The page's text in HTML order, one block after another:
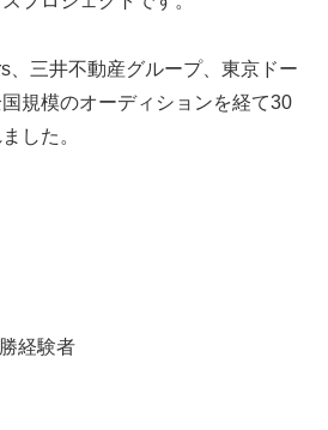
、三井不動産グループ、東京ドー
規模のオーディションを経て30
した。
経験者